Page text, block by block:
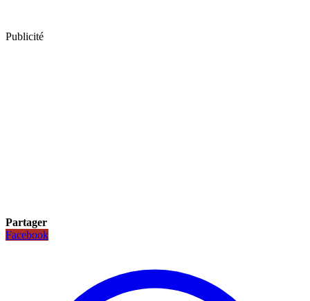
Publicité
Partager
Facebook